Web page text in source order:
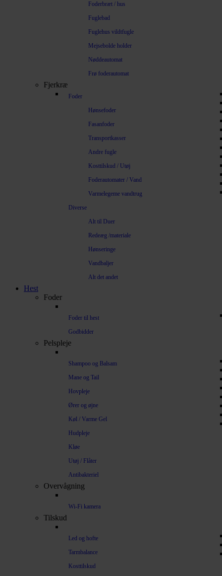
Foderbræt / hus
Fuglebad
Fuglehus vildtfugle
Mejsebolde holder
Nøddeautomat
Frø foderautomat
Fjerkræ
Foder
Hønsefoder
Fasanfoder
Transportkasser
Andre fugle
Kosttilskud / Utøj
Foderautomater / Vand
Varmelegeme vandtrug
Diverse
Alt til Duer
Redeæg /materiale
Hønseringe
Vandbaljer
Alt det andet
Hest
Foder
Foder til hest
Godbidder
Pelspleje
Shampoo og Balsam
Mane og Tail
Hovpleje
Ører og øjne
Køl / Varme Gel
Hudpleje
Kløe
Utøj / Flåter
Antibakteriel
Overvågning
Wi-Fi kamera
Tilskud
Led og hofte
Tarmbalance
Kosttilskud